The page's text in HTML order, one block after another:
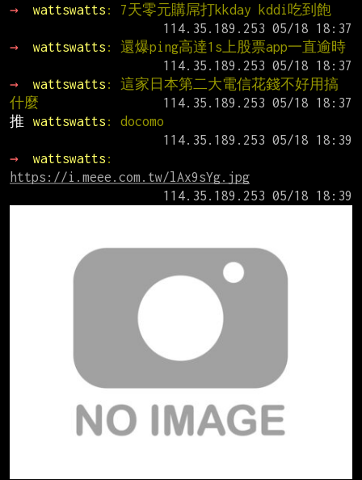
→
wattswatts : 7天零元購屌打kkday kddi吃到飽
→
wattswatts : 還爆ping高達1s上股票app一直逾時
→
wattswatts : 這家日本第二大電信花錢不好用搞
什麼
推
wattswatts : docomo
→
wattswatts
https://i.meee.com.tw/lAx9sYg.jpg